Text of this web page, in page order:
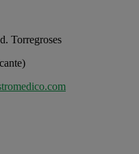
Torregroses